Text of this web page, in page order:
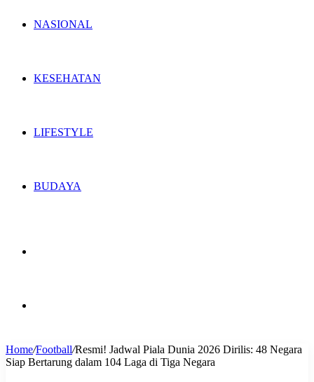
NASIONAL
KESEHATAN
LIFESTYLE
BUDAYA
for
Home/Football/Resmi! Jadwal Piala Dunia 2026 Dirilis: 48 Negara
Siap Bertarung dalam 104 Laga di Tiga Negara